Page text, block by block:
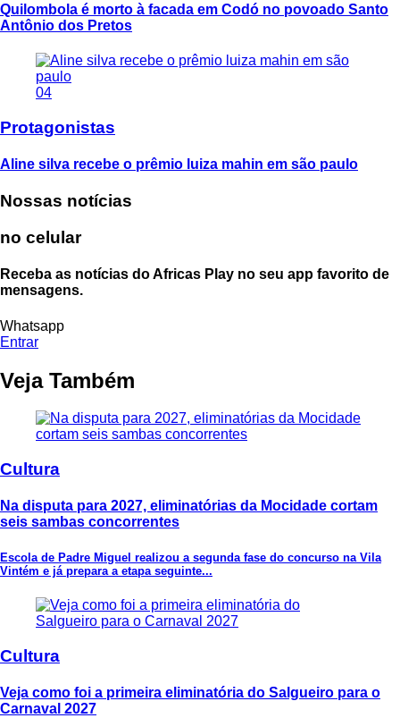
Quilombola é morto à facada em Codó no povoado Santo
Antônio dos Pretos
04
Protagonistas
Aline silva recebe o prêmio luiza mahin em são paulo
Nossas notícias
no celular
Receba as notícias do Africas Play no seu app favorito de
mensagens.
Whatsapp
Entrar
Veja Também
Cultura
Na disputa para 2027, eliminatórias da Mocidade cortam
seis sambas concorrentes
Escola de Padre Miguel realizou a segunda fase do concurso na Vila
Vintém e já prepara a etapa seguinte...
Cultura
Veja como foi a primeira eliminatória do Salgueiro para o
Carnaval 2027